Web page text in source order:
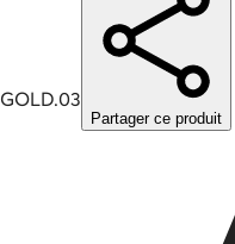
GOLD.03
Partager ce produit